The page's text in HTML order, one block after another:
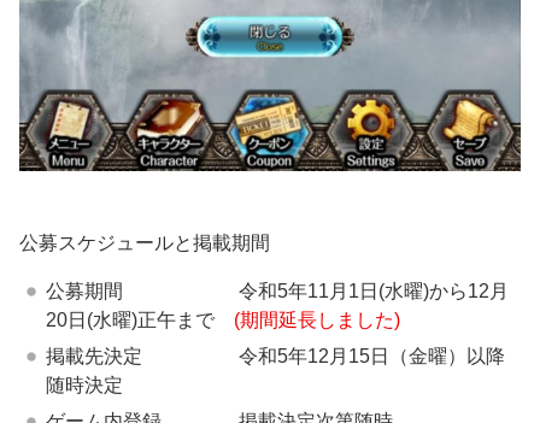
公募スケジュールと掲載期間
公募期間 令和5年11月1日(水曜)から12月
20日(水曜)正午まで (期間延長しました)
掲載先決定 令和5年12月15日（金曜）以降
随時決定